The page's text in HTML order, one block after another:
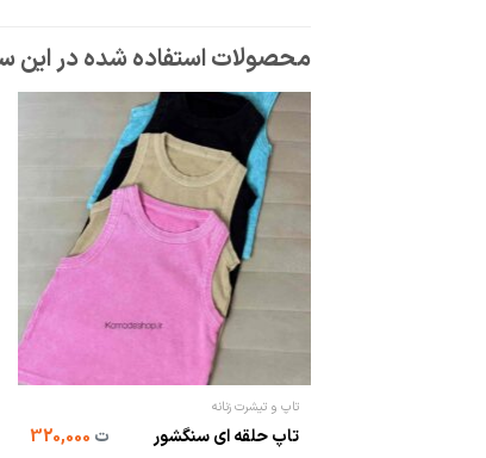
تاپ و تیشرت زنانه
تاپ حلقه ای سنگشور ت